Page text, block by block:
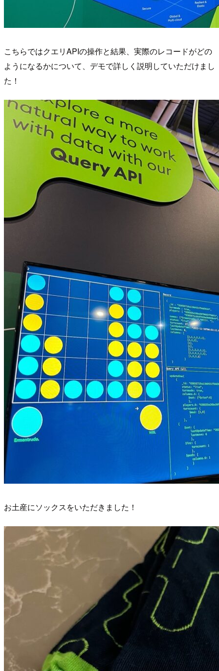
こちらではクエリAPIの操作と結果、実際のレコードがどの
ようになるかについて、デモで詳しく説明していただけまし
た！
お土産にソックスをいただきました！